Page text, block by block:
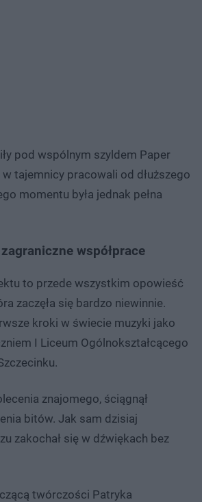
pod wspólnym szyldem Paper
tajemnicy pracowali od dłuższego
momentu była jednak pełna
współprace
to przede wszystkim opowieść
zaczęła się bardzo niewinnie.
kroki w świecie muzyki jako
I Liceum Ogólnokształcącego
znajomego, ściągnął
bitów. Jak sam dzisiaj
zakochał się w dźwiękach bez
twórczości Patryka